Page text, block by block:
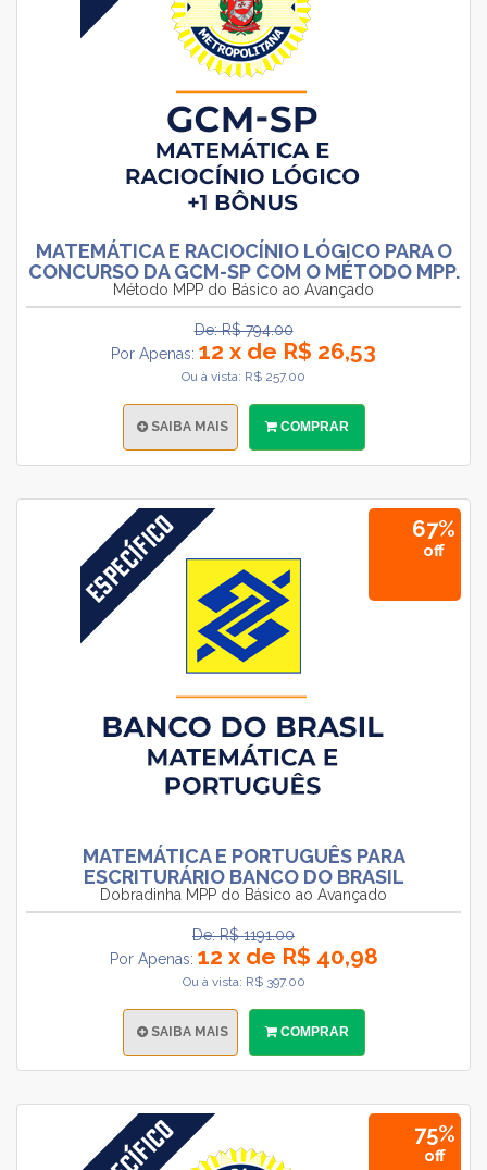
MATEMÁTICA E RACIOCÍNIO LÓGICO PARA O
CONCURSO DA GCM-SP COM O MÉTODO MPP.
Método MPP do Básico ao Avançado
De: R$ 794.00
Por Apenas: 12 x de R$ 26,53
Ou à vista: R$ 257.00
SAIBA MAIS COMPRAR
67%
off
MATEMÁTICA E PORTUGUÊS PARA
ESCRITURÁRIO BANCO DO BRASIL
Dobradinha MPP do Básico ao Avançado
De: R$ 1191.00
Por Apenas: 12 x de R$ 40,98
Ou à vista: R$ 397.00
SAIBA MAIS COMPRAR
75%
off